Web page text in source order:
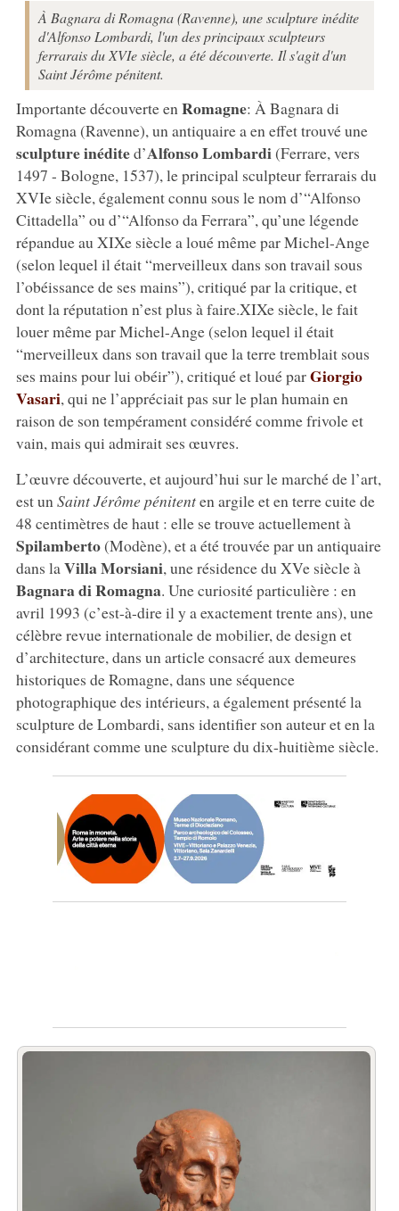
À Bagnara di Romagna (Ravenne), une sculpture inédite
d'Alfonso Lombardi, l'un des principaux sculpteurs
ferrarais du XVIe siècle, a été découverte. Il s'agit d'un
Saint Jérôme pénitent.
Importante découverte en Romagne: À Bagnara di
Romagna (Ravenne), un antiquaire a en effet trouvé une
sculpture inédited’Alfonso Lombardi(Ferrare, vers
1497 - Bologne, 1537), le principal sculpteur ferrarais du
XVIe siècle, également connu sous le nom d’“Alfonso
Cittadella” ou d’“Alfonso da Ferrara”, qu’une légende
répandue au XIXe siècle a loué même par Michel-Ange
(selon lequel il était “merveilleux dans son travail sous
l’obéissance de ses mains”), critiqué par la critique, et
dont la réputation n’est plus à faire.XIXe siècle, le fait
louer même par Michel-Ange (selon lequel il était
“merveilleux dans son travail que la terre tremblait sous
ses mains pour lui obéir”), critiqué et loué parGiorgio
Vasari, qui ne l’appréciait pas sur le plan humain en
raison de son tempérament considéré comme frivole et
vain, mais qui admirait ses œuvres.
L’œuvre découverte, et aujourd’hui sur le marché de l’art,
est un Saint Jérôme pénitenten argile et en terre cuite de
48 centimètres de haut : elle se trouve actuellement à
Spilamberto(Modène), et a été trouvée par un antiquaire
dans la Villa Morsiani, une résidence du XVe siècle à
Bagnara di Romagna. Une curiosité particulière : en
avril 1993 (c’est-à-dire il y a exactement trente ans), une
célèbre revue internationale de mobilier, de design et
d’architecture, dans un article consacré aux demeures
historiques de Romagne, dans une séquence
photographique des intérieurs, a également présenté la
sculpture de Lombardi, sans identifier son auteur et en la
considérant comme une sculpture du dix-huitième siècle.